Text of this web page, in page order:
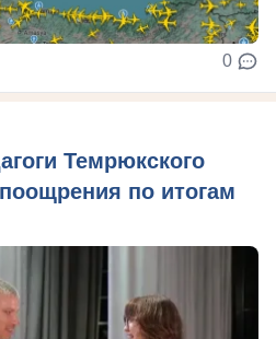
0
Темрюкского
по итогам